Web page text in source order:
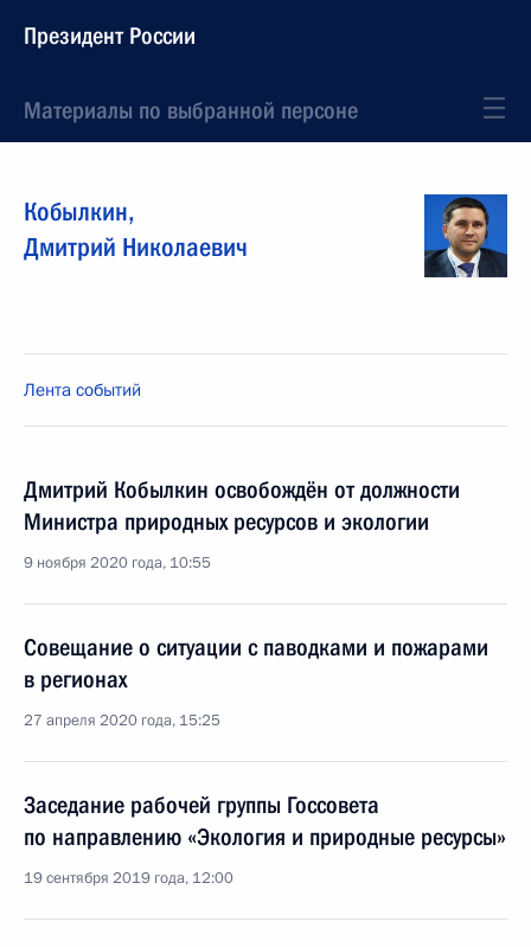
Президент России
Материалы по выбранной персоне
Кобылкин,
Дмитрий Николаевич
Лента событий
Дмитрий Кобылкин освобождён от должности
Министра природных ресурсов и экологии
9 ноября 2020 года, 10:55
Совещание о ситуации с паводками и пожарами
в регионах
27 апреля 2020 года, 15:25
Заседание рабочей группы Госсовета
по направлению «Экология и природные ресурсы»
19 сентября 2019 года, 12:00